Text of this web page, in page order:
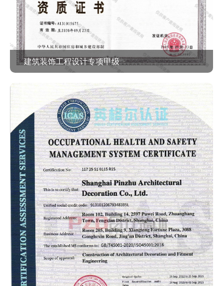
建筑装饰工程设计专项甲级